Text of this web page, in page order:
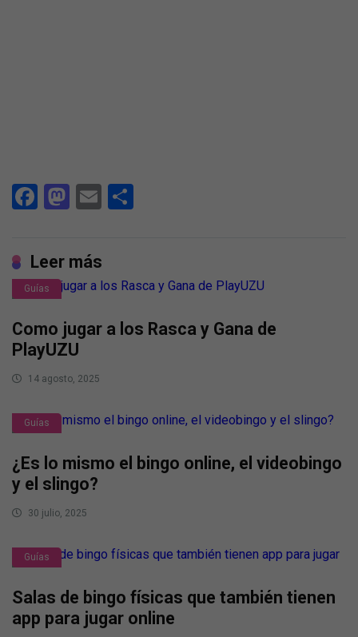
Facebook
Mastodon
Email
Leer más
Guías
Como jugar a los Rasca y Gana de
PlayUZU
14 agosto, 2025
Guías
¿Es lo mismo el bingo online, el videobingo
y el slingo?
30 julio, 2025
Guías
Salas de bingo físicas que también tienen
app para jugar online